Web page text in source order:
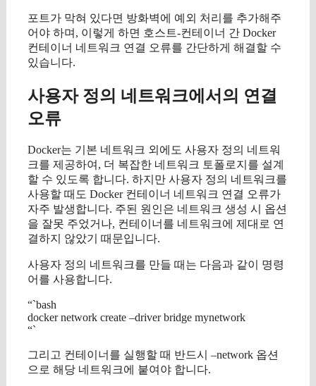
포트가 막혀 있다면 방화벽에 예외 처리를 추가해주
어야 하며, 이렇게 하면 호스트-컨테이너 간 Docker
컨테이너 네트워크 연결 오류를 간단하게 해결할 수
있습니다.
사용자 정의 네트워크에서의 연결
오류
Docker는 기본 네트워크 외에도 사용자 정의 네트워
크를 제공하여, 더 복잡한 네트워크 토폴로지를 설계
할 수 있도록 합니다. 하지만 사용자 정의 네트워크를
사용할 때도 Docker 컨테이너 네트워크 연결 오류가
자주 발생합니다. 주된 원인은 네트워크 생성 시 옵션
을 잘못 주었거나, 컨테이너를 네트워크에 제대로 연
결하지 않았기 때문입니다.
사용자 정의 네트워크를 만들 때는 다음과 같이 명령
어를 사용합니다.
“`bash
docker network create –driver bridge mynetwork
“`
그리고 컨테이너를 실행할 때 반드시 –network 옵션
으로 해당 네트워크에 붙여야 합니다.